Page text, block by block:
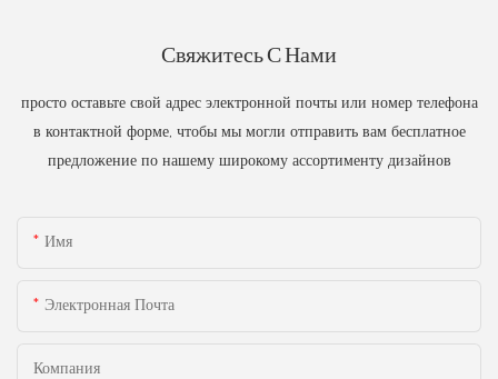
Свяжитесь С Нами
просто оставьте свой адрес электронной почты или номер телефона
в контактной форме, чтобы мы могли отправить вам бесплатное
предложение по нашему широкому ассортименту дизайнов
Имя
Электронная Почта
Компания